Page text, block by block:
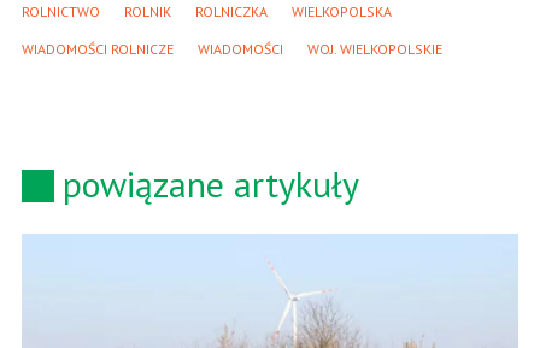
ROLNICTWO ROLNIK ROLNICZKA WIELKOPOLSKA
WIADOMOŚCI ROLNICZE WIADOMOŚCI WOJ. WIELKOPOLSKIE
powiązane artykuły